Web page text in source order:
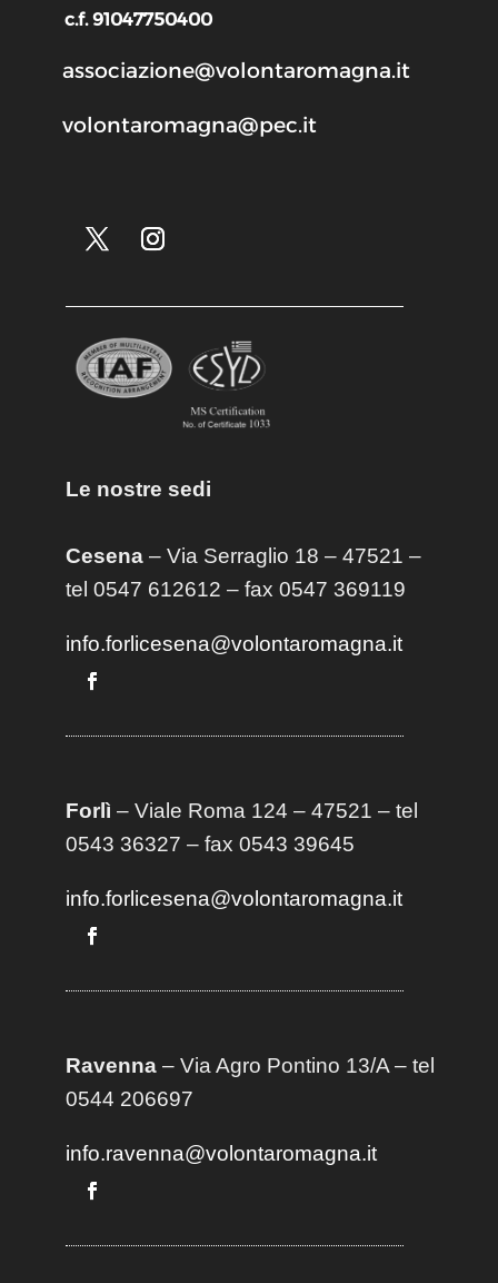
c.f. 91047750400
associazione@volontaromagna.it
volontaromagna@pec.it
Le nostre sedi
Cesena– Via Serraglio 18 – 47521 –
tel 0547 612612 – fax 0547 369119
info.forlicesena@volontaromagna.it
Forlì – Viale Roma 124 – 47521 – tel
0543 36327 – fax 0543 39645
info.forlicesena@volontaromagna.it
Ravenna– Via Agro Pontino 13/A– tel
0544 206697
info.ravenna@volontaromagna.it